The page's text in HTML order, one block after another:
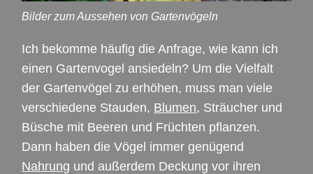
Bilder zum Aussehen von Gartenvögeln
Ich bekomme häufig die Anfrage, wie kann ich
einen Gartenvogel ansiedeln? Um die Vielfalt
der Gartenvögel zu erhöhen, muss man viele
verschiedene Stauden, Blumen, Sträucher und
Büsche mit Beeren und Früchten pflanzen.
Dann haben die Vögel immer genügend
Nahrung und außerdem Deckung vor ihren